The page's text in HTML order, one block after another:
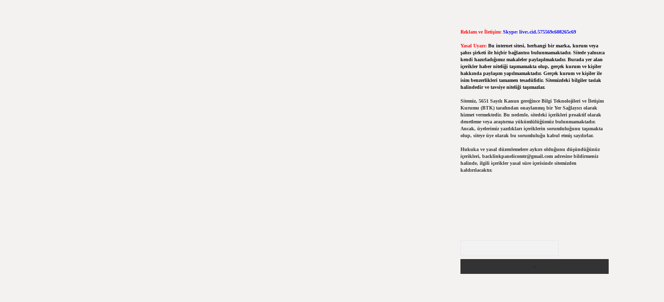
Reklam ve İletişim: Skype: live:.cid.575569c608265c69
Yasal Uyarı: Bu internet sitesi, herhangi bir marka, kurum veya
şahıs şirketi ile hiçbir bağlantısı bulunmamaktadır. Sitede yalnızca
kendi hazırladığımız makaleler paylaşılmaktadır. Burada yer alan
içerikler haber niteliği taşımamakta olup, gerçek kurum ve kişiler
hakkında paylaşım yapılmamaktadır. Gerçek kurum ve kişiler ile
isim benzerlikleri tamamen tesadüfidir. Sitemizdeki bilgiler taslak
halindedir ve tavsiye niteliği taşımazlar.
Sitemiz, 5651 Sayılı Kanun gereğince Bilgi Teknolojileri ve İletişim
Kurumu (BTK) tarafından onaylanmış bir Yer Sağlayıcı olarak
hizmet vermektedir. Bu nedenle, sitedeki içerikleri proaktif olarak
denetleme veya araştırma yükümlülüğümüz bulunmamaktadır.
Ancak, üyelerimiz yazdıkları içeriklerin sorumluluğunu taşımakta
olup, siteye üye olarak bu sorumluluğu kabul etmiş sayılırlar.
Hukuka ve yasal düzenlemelere aykırı olduğunu düşündüğünüz
içerikleri, backlinkpanelicomtr@gmail.comadresine bildirmeniz
halinde, ilgili içerikler yasal süre içerisinde sitemizden
kaldırılacaktır.